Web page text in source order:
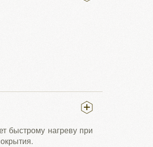
быстрому нагреву при